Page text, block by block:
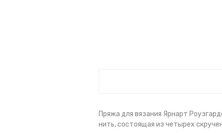
Пряжа для вязания Ярнарт
нить, состоящая из четырех